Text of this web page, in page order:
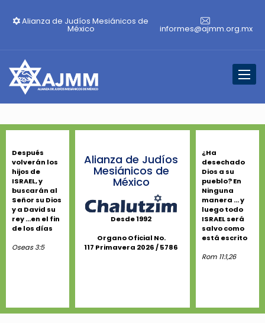
Alianza de Judíos Mesiánicos de
México informes@ajmm.org.mx
Después
volverán los
hijos de
ISRAEL, y
buscarán al
Señor su Dios
y a David su
rey ...en el fin
de los días
Oseas 3:5
Alianza de Judíos
Mesiánicos de
México
Desde 1992
Organo Oficial No.
117 Primavera 2026 / 5786
¿Ha
desechado
Dios a su
pueblo? En
Ninguna
manera ... y
luego todo
ISRAEL será
salvo como
está escrito
Rom 11:1,26